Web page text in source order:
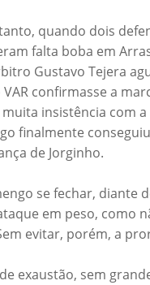
quando dois
falta boba em
Gustavo Tejera
confirmasse a
insistência com a
finalmente
de Jorginho.
se fechar, diante
em peso, como
evitar, porém, a
exaustão, sem